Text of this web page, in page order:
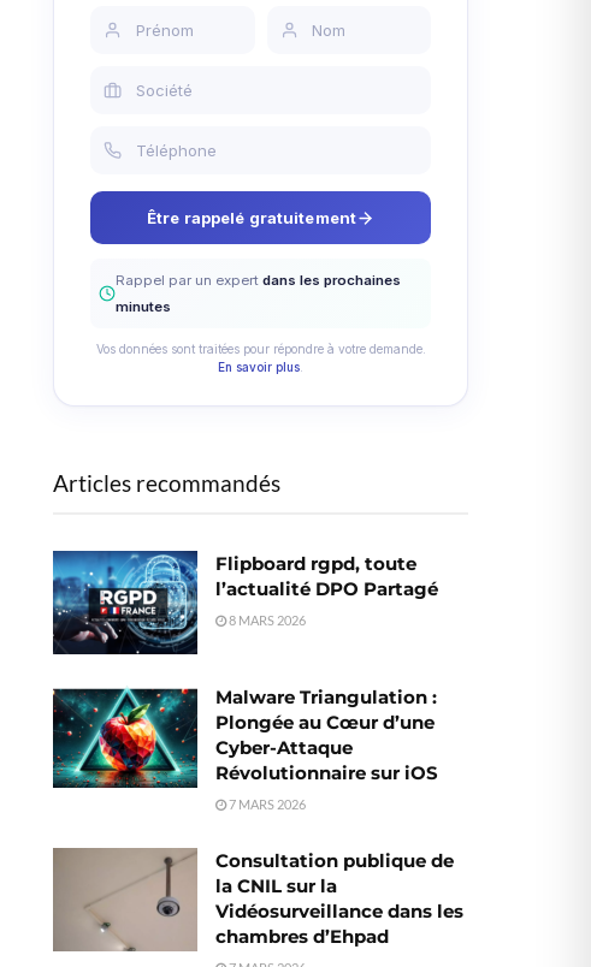
Être rappelé gratuitement
Rappel par un expert dans les prochaines
minutes
Vos données sont traitées pour répondre à votre demande.
En savoir plus
Articles recommandés
Flipboard rgpd, toute
l’actualité DPO Partagé
8 MARS 2026
Malware Triangulation :
Plongée au Cœur d’une
Cyber-Attaque
Révolutionnaire sur iOS
7 MARS 2026
Consultation publique de
la CNIL sur la
Vidéosurveillance dans les
chambres d’Ehpad